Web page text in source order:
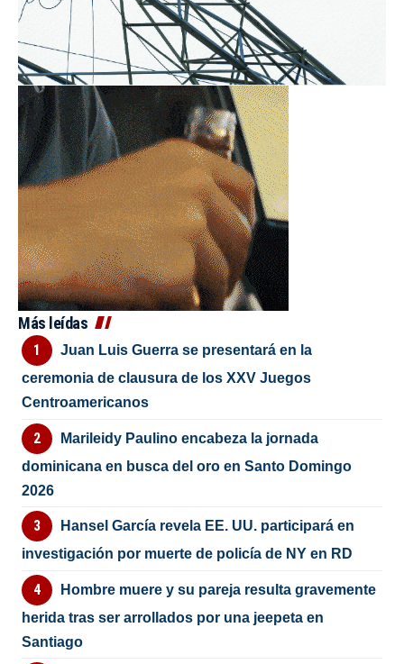
Más leídas
Juan Luis Guerra se presentará en la
ceremonia de clausura de los XXV Juegos
Centroamericanos
Marileidy Paulino encabeza la jornada
dominicana en busca del oro en Santo Domingo
2026
Hansel García revela EE. UU. participará en
investigación por muerte de policía de NY en RD
Hombre muere y su pareja resulta gravemente
herida tras ser arrollados por una jeepeta en
Santiago